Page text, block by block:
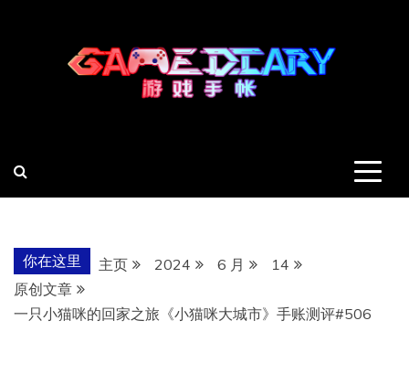
你在这里 主页 2024 6 月
14
原创文章
一只小猫咪的回家之旅《小猫咪大城市》手账测评#506